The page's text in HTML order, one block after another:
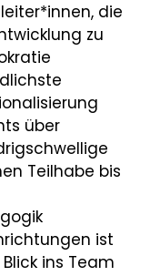
die
zu
über
Teilhabe bis
ist
ins Team